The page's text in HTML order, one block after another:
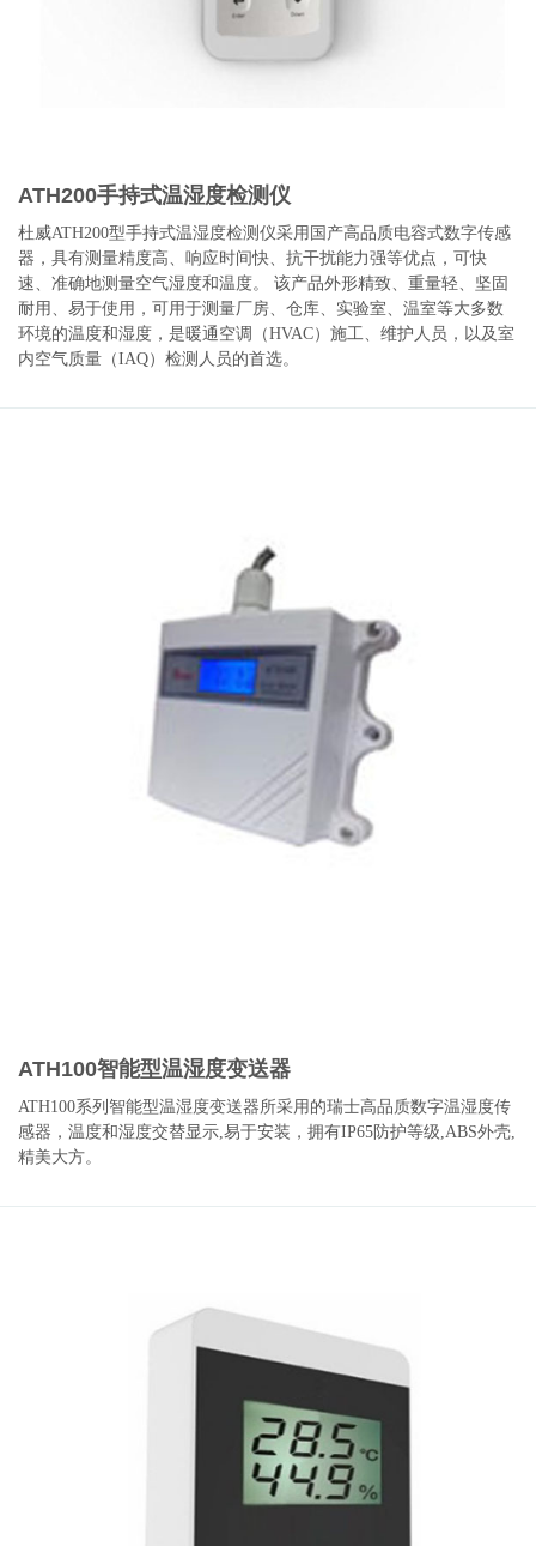
ATH200手持式温湿度检测仪
杜威ATH200型手持式温湿度检测仪采用国产高品质电容式数字传感
器，具有测量精度高、响应时间快、抗干扰能力强等优点，可快
速、准确地测量空气湿度和温度。 该产品外形精致、重量轻、坚固
耐用、易于使用，可用于测量厂房、仓库、实验室、温室等大多数
环境的温度和湿度，是暖通空调（HVAC）施工、维护人员，以及室
内空气质量（IAQ）检测人员的首选。
ATH100智能型温湿度变送器
ATH100系列智能型温湿度变送器所采用的瑞士高品质数字温湿度传
感器，温度和湿度交替显示,易于安装，拥有IP65防护等级,ABS外壳,
精美大方。